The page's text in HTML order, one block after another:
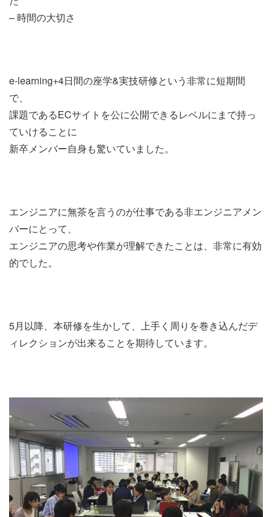
– 時間の大切さ
e-learning+4日間の座学&実技研修という非常に短期間
で、
課題であるECサイトを公に公開できるレベルにまで持っ
ていけることに
新卒メンバー自身も驚いていました。
エンジニアに無茶を言うのが仕事である非エンジニアメン
バーにとって、
エンジニアの思考や作業が理解できたことは、非常に有効
的でした。
5月以降、本研修を生かして、上手く周りを巻き込んだデ
ィレクションが出来ることを期待しています。